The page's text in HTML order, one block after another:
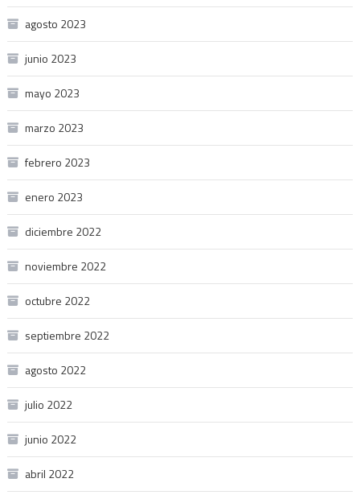
agosto 2023
junio 2023
mayo 2023
marzo 2023
febrero 2023
enero 2023
diciembre 2022
noviembre 2022
octubre 2022
septiembre 2022
agosto 2022
julio 2022
junio 2022
abril 2022